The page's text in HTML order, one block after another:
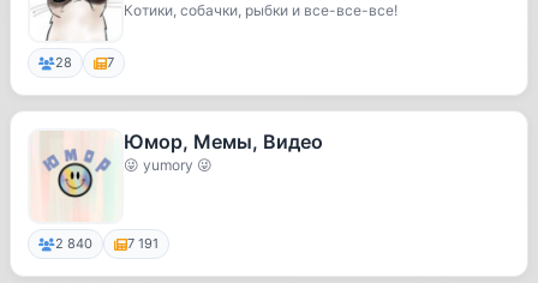
Питомцы|Видео|Мими|Милота|Щенки|
Котики, собачки, рыбки и все-все-все!
28 7
Юмор, Мемы, Видео
😜 yumory 😜
2 840 7 191